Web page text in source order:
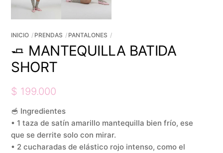
INICIO PRENDAS PANTALONES
🧈 MANTEQUILLA BATIDA
SHORT
$ 199.000
🥣 Ingredientes
• 1 taza de satín amarillo mantequilla bien frío, ese
que se derrite solo con mirar.
• 2 cucharadas de elástico rojo intenso, como el